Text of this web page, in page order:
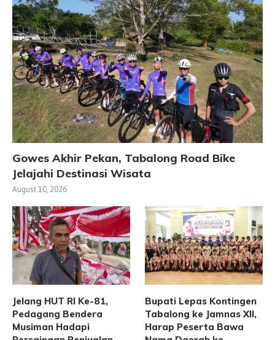
Gowes Akhir Pekan, Tabalong Road Bike
Jelajahi Destinasi Wisata
August 10, 2026
Jelang HUT RI Ke-81,
Pedagang Bendera
Musiman Hadapi
Bupati Lepas Kontingen
Tabalong ke Jamnas XII,
Harap Peserta Bawa